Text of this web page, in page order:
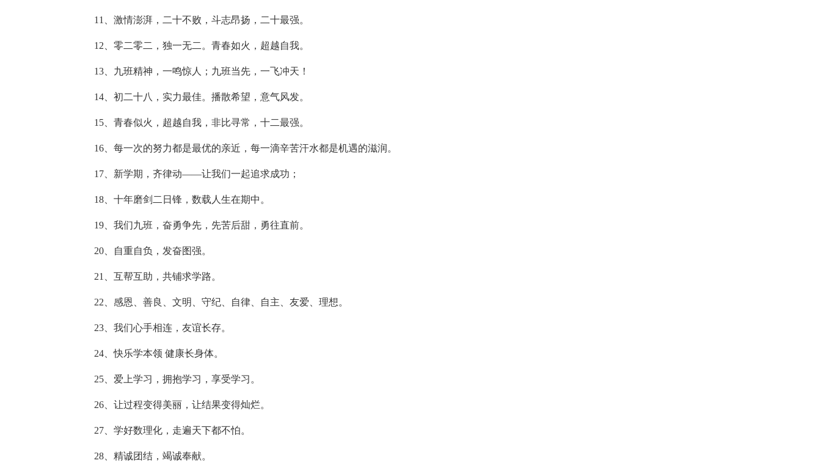
11、激情澎湃，二十不败，斗志昂扬，二十最强。
12、零二零二，独一无二。青春如火，超越自我。
13、九班精神，一鸣惊人；九班当先，一飞冲天！
14、初二十八，实力最佳。播散希望，意气风发。
15、青春似火，超越自我，非比寻常，十二最强。
16、每一次的努力都是最优的亲近，每一滴辛苦汗水都是机遇的滋润。
17、新学期，齐律动——让我们一起追求成功；
18、十年磨剑二日锋，数载人生在期中。
19、我们九班，奋勇争先，先苦后甜，勇往直前。
20、自重自负，发奋图强。
21、互帮互助，共铺求学路。
22、感恩、善良、文明、守纪、自律、自主、友爱、理想。
23、我们心手相连，友谊长存。
24、快乐学本领 健康长身体。
25、爱上学习，拥抱学习，享受学习。
26、让过程变得美丽，让结果变得灿烂。
27、学好数理化，走遍天下都不怕。
28、精诚团结，竭诚奉献。